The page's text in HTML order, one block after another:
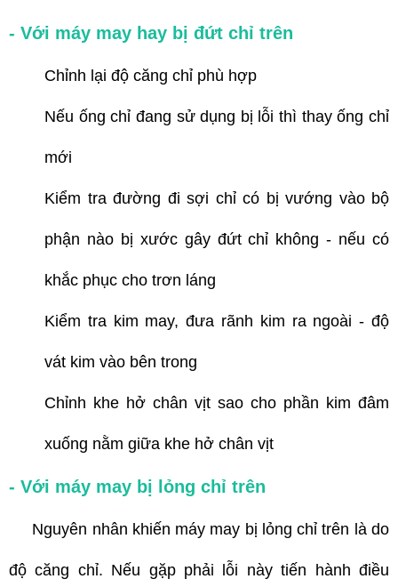
- Với máy may hay bị đứt chỉ trên
Chỉnh lại độ căng chỉ phù hợp
Nếu ống chỉ đang sử dụng bị lỗi thì thay ống chỉ
mới
Kiểm tra đường đi sợi chỉ có bị vướng vào bộ
phận nào bị xước gây đứt chỉ không - nếu có
khắc phục cho trơn láng
Kiểm tra kim may, đưa rãnh kim ra ngoài - độ
vát kim vào bên trong
Chỉnh khe hở chân vịt sao cho phần kim đâm
xuống nằm giữa khe hở chân vịt
- Với máy may bị lỏng chỉ trên
Nguyên nhân khiến máy may bị lỏng chỉ trên là do
độ căng chỉ. Nếu gặp phải lỗi này tiến hành điều